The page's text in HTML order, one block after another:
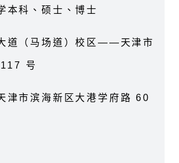
本科、硕士、博士
道（马场道）校区——天津市
号
市滨海新区大港学府路 60